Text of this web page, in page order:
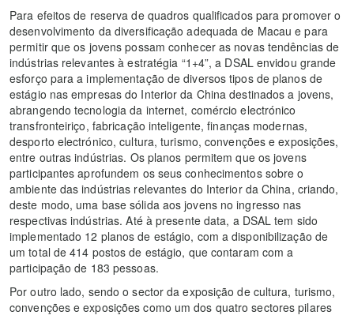
Para efeitos de reserva de quadros qualificados para promover o
desenvolvimento da diversificação adequada de Macau e para
permitir que os jovens possam conhecer as novas tendências de
indústrias relevantes à estratégia “1+4”, a DSAL envidou grande
esforço para a implementação de diversos tipos de planos de
estágio nas empresas do Interior da China destinados a jovens,
abrangendo tecnologia da internet, comércio electrónico
transfronteiriço, fabricação inteligente, finanças modernas,
desporto electrónico, cultura, turismo, convenções e exposições,
entre outras indústrias. Os planos permitem que os jovens
participantes aprofundem os seus conhecimentos sobre o
ambiente das indústrias relevantes do Interior da China, criando,
deste modo, uma base sólida aos jovens no ingresso nas
respectivas indústrias. Até à presente data, a DSAL tem sido
implementado 12 planos de estágio, com a disponibilização de
um total de 414 postos de estágio, que contaram com a
participação de 183 pessoas.
Por outro lado, sendo o sector da exposição de cultura, turismo,
convenções e exposições como um dos quatro sectores pilares